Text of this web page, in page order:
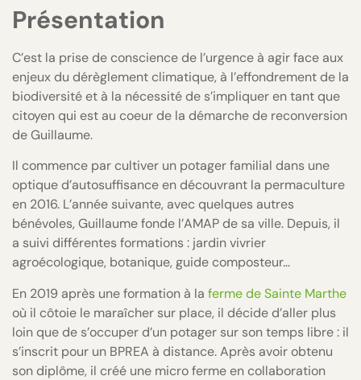
Présentation
C’est la prise de conscience de l’urgence à agir face aux
enjeux du dérèglement climatique, à l’effondrement de la
biodiversité et à la nécessité de s’impliquer en tant que
citoyen qui est au coeur de la démarche de reconversion
de Guillaume.
Il commence par cultiver un potager familial dans une
optique d’autosuffisance en découvrant la permaculture
en 2016. L’année suivante, avec quelques autres
bénévoles, Guillaume fonde l’AMAP de sa ville. Depuis, il
a suivi différentes formations : jardin vivrier
agroécologique, botanique, guide composteur…
En 2019 après une formation à la ferme de Sainte Marthe
où il côtoie le maraîcher sur place, il décide d’aller plus
loin que de s’occuper d’un potager sur son temps libre : il
s’inscrit pour un BPREA à distance. Après avoir obtenu
son diplôme, il créé une micro ferme en collaboration